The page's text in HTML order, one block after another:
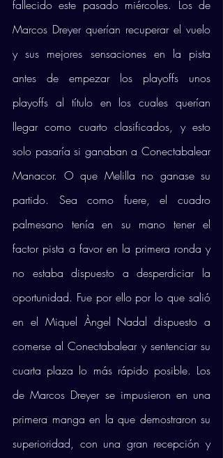
fallecido este pasado miércoles. Los de
Marcos Dreyer querían recuperar el vuelo
y sus mejores sensaciones en la pista
antes de empezar los playoffs unos
playoffs al título en los cuales querían
llegar como cuarto clasificados, y esto
solo pasaría si ganaban a Conectabalear
Manacor. O que Melilla no ganase su
partido. Sea como fuere, el cuadro
palmesano tenía en su mano tener el
factor pista a favor en la primera ronda y
no estaba dispuesto a desperdiciar la
oportunidad. Fue por ello por lo que salió
en el Miquel Àngel Nadal dispuesto a
comerse al Conectabalear y sentenciar su
cuarta plaza lo más rápido posible. Los
de Marcos Dreyer se impusieron en una
primera manga en la que demostraron su
superioridad, con una gran recepción y